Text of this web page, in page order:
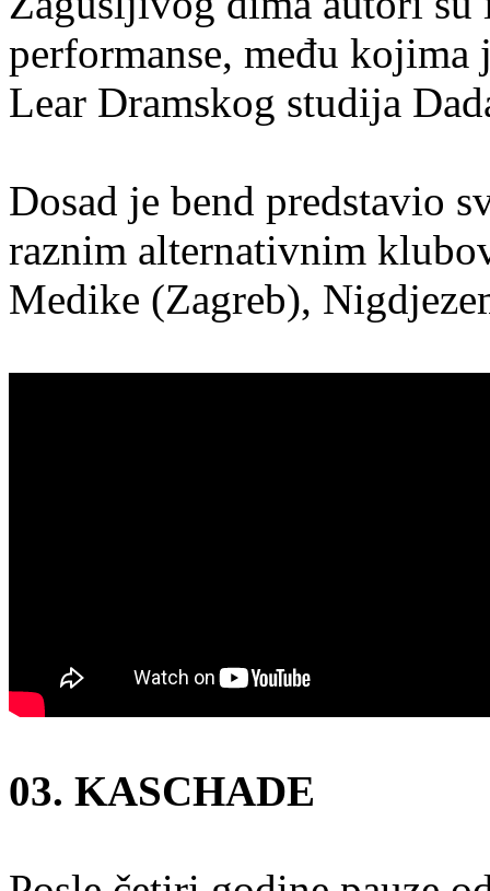
performanse, među
Lear Dramskog studija
Dosad je bend predstavio
raznim alternativnim
Medike (Zagreb),
03. KASCHADE